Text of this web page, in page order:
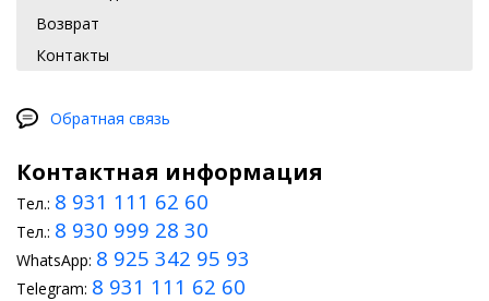
Возврат
Контакты
Обратная связь
Контактная информация
Тел.: 8 931 111 62 60
Тел.: 8 930 999 28 30
WhatsApp: 8 925 342 95 93
Telegram: 8 931 111 62 60